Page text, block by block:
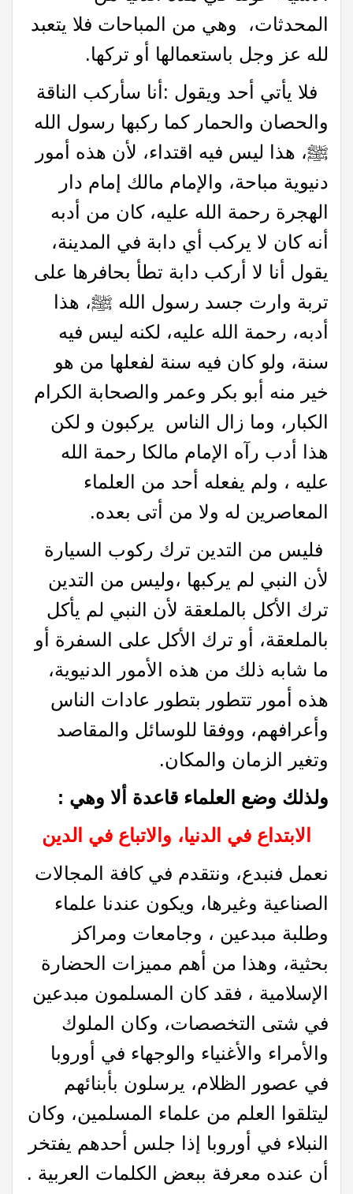
المحدثات، وهي من المباحات فلا يتعبد
لله عز وجل باستعمالها أو تركها.
فلا يأتي أحد ويقول :أنا سأركب الناقة
والحصان والحمار كما ركبها رسول الله
ﷺ، هذا ليس فيه اقتداء، لأن هذه أمور
دنيوية مباحة، والإمام مالك إمام دار
الهجرة رحمة الله عليه، كان من أدبه
أنه كان لا يركب أي دابة في المدينة،
يقول أنا لا أركب دابة تطأ بحافرها على
تربة وارت جسد رسول الله ﷺ، هذا
أدبه، رحمة الله عليه، لكنه ليس فيه
سنة، ولو كان فيه سنة لفعلها من هو
خير منه أبو بكر وعمر والصحابة الكرام
الكبار، وما زال الناس يركبون و لكن
هذا أدب رآه الإمام مالكا رحمة الله
عليه ، ولم يفعله أحد من العلماء
المعاصرين له ولا من أتى بعده.
فليس من التدين ترك ركوب السيارة
لأن النبي لم يركبها ،وليس من التدين
ترك الأكل بالملعقة لأن النبي لم يأكل
بالملعقة، أو ترك الأكل على السفرة أو
ما شابه ذلك من هذه الأمور الدنيوية،
هذه أمور تتطور بتطور عادات الناس
وأعرافهم، ووفقا للوسائل والمقاصد
وتغير الزمان والمكان.
ولذلك وضع العلماء قاعدة ألا وهي :
الابتداع في الدنيا، والاتباع في الدين
نعمل فنبدع، ونتقدم في كافة المجالات
الصناعية وغيرها، ويكون عندنا علماء
وطلبة مبدعين ، وجامعات ومراكز
بحثية، وهذا من أهم مميزات الحضارة
الإسلامية ، فقد كان المسلمون مبدعين
في شتى التخصصات، وكان الملوك
والأمراء والأغنياء والوجهاء في أوروبا
في عصور الظلام، يرسلون بأبنائهم
ليتلقوا العلم من علماء المسلمين، وكان
النبلاء في أوروبا إذا جلس أحدهم يفتخر
أن عنده معرفة ببعض الكلمات العربية .